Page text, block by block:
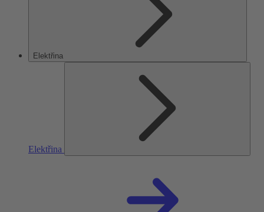
Elektřina
Elektřina